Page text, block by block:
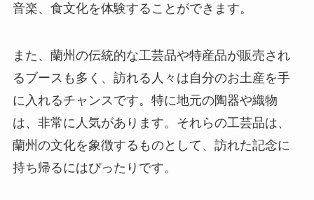
音楽、食文化を体験することができます。
また、蘭州の伝統的な工芸品や特産品が販売され
るブースも多く、訪れる人々は自分のお土産を手
に入れるチャンスです。特に地元の陶器や織物
は、非常に人気があります。それらの工芸品は、
蘭州の文化を象徴するものとして、訪れた記念に
持ち帰るにはぴったりです。